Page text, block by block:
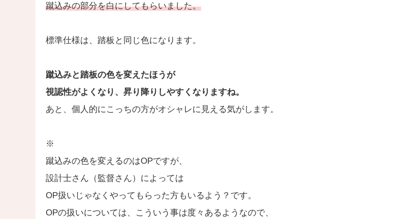
蹴込みの部分を白にしてもらいました。
標準仕様は、踏板と同じ色になります。
蹴込みと踏板の色を変えたほうが
視認性がよくなり、昇り降りしやすくなりますね。
あと、個人的にこっちの方がオシャレに見える気がします。
※
蹴込みの色を変えるのはOPですが、
設計士さん（監督さん）によっては
OP扱いじゃなくやってもらった方もいるよう？です。
OPの扱いについては、こういう事は度々あるようなので、